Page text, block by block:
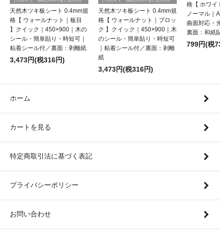
天然木ツキ板シート 0.4mm規
格【 ウォールナット｜板目
】クイック｜450×900｜木の
シール・簡単貼り・時短可｜
粘着シール付／裏面：剥離紙
3,473円(税316円)
天然木ツキ板シート 0.4mm規
格【 ウォールナット｜ブロッ
ク 】クイック｜450×900｜木
のシール・簡単貼り・時短可
｜粘着シール付／裏面：剥離
紙
3,473円(税316円)
格【 ホワイ
ノーマル｜
曲面対応・
裏面：和紙
799円(税
ホーム
カートを見る
特定商取引法に基づく表記
プライバシーポリシー
お問い合わせ